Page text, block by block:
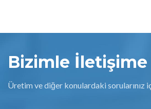
Bizimle İletişime
Üretim ve diğer konulardaki sorularınız